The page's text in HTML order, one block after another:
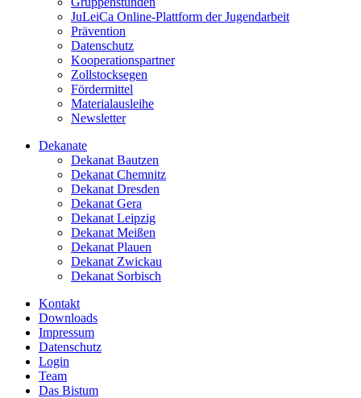
JuLeiCa Online-Plattform der Jugendarbeit
Prävention
Datenschutz
Kooperationspartner
Zollstocksegen
Fördermittel
Materialausleihe
Newsletter
Dekanate
Dekanat Bautzen
Dekanat Chemnitz
Dekanat Dresden
Dekanat Gera
Dekanat Leipzig
Dekanat Meißen
Dekanat Plauen
Dekanat Zwickau
Dekanat Sorbisch
Kontakt
Downloads
Impressum
Datenschutz
Login
Team
Das Bistum